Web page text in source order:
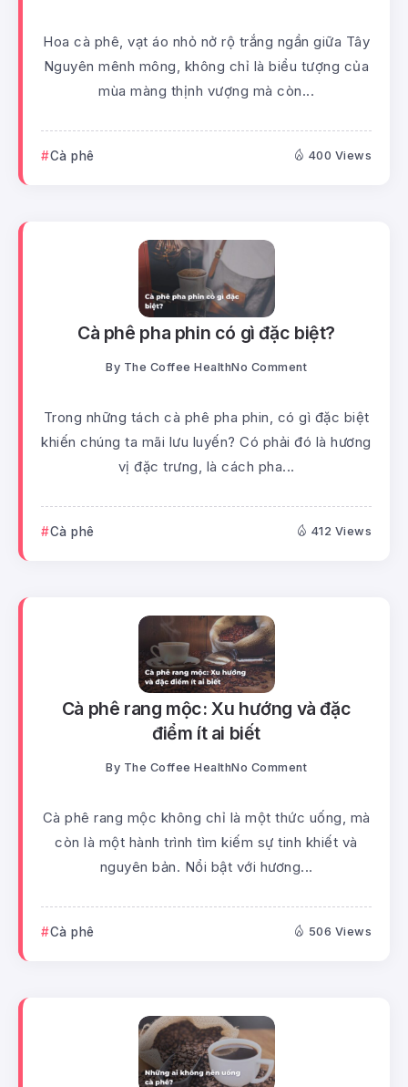
Hoa cà phê, vạt áo nhỏ nở rộ trắng ngần giữa Tây
Nguyên mênh mông, không chỉ là biểu tượng của
mùa màng thịnh vượng mà còn...
Cà phê 400 Views
Cà phê pha phin có gì đặc biệt?
By The Coffee HealthNo Comment
Trong những tách cà phê pha phin, có gì đặc biệt
khiến chúng ta mãi lưu luyến? Có phải đó là hương
vị đặc trưng, là cách pha...
Cà phê 412 Views
Cà phê rang mộc: Xu hướng và đặc
điểm ít ai biết
By The Coffee HealthNo Comment
Cà phê rang mộc không chỉ là một thức uống, mà
còn là một hành trình tìm kiếm sự tinh khiết và
nguyên bản. Nổi bật với hương...
Cà phê 506 Views